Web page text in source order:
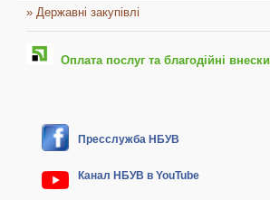
» Державні закупівлі
Оплата послуг та благодійні внески
Пресслужба НБУВ
Канал НБУВ в YouTube